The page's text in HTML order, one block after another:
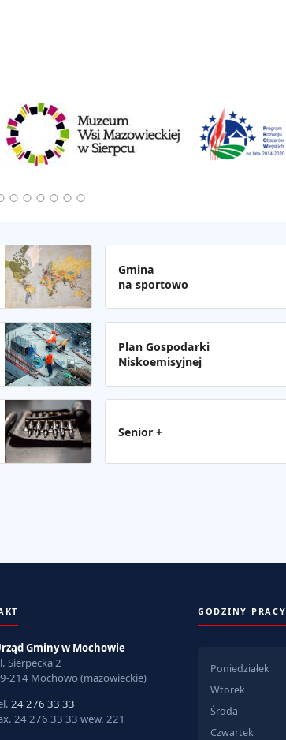
Gmina
na sportowo
Plan Gospodarki
Niskoemisyjnej
Senior +
Gminy w Mochowie
Sierpecka 2
214 Mochowo (mazowieckie)
24 276 33 33
24 276 33 33 wew. 221
GODZINY PRACY
Poniedziałek
Wtorek
Środa
Czwartek